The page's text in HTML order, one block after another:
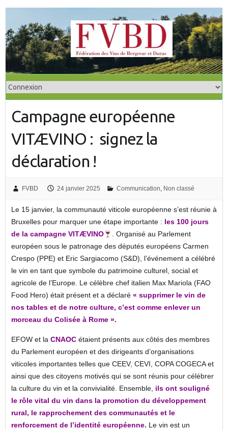
Campagne européenne
VITÆVINO : signez la
déclaration !
FVBD 24 janvier 2025 Communication, Non classé
Le 15 janvier, la communauté viticole européenne s’est réunie à
Bruxelles pour marquer une étape importante : les 100 jours
de la campagne VITÆVINO
. Organisé au Parlement
européen sous le patronage des députés européens Carmen
Crespo (PPE) et Eric Sargiacomo (S&D), l’événement a célébré
le vin en tant que symbole du patrimoine culturel, social et
agricole de l’Europe. Le célèbre chef italien Max Mariola (FAO
Food Hero) était présent et a déclaré « supprimer le vin de
nos tables et de notre culture, c’est comme enlever un
morceau du Colisée à Rome ».
EFOW et la CNAOCétaient présents aux côtés des membres
du Parlement européen et des dirigeants d’organisations
viticoles importantes telles que CEEV, CEVI, COPA COGECA et
ainsi que des citoyens motivés qui se sont réunis pour célébrer
la culture du vin et la convivialité. Ensemble, ils ont souligné
le rôle vital du vin dans la promotion du développement
rural, le rapprochement des communautés et le
renforcement de l’identité européenne. Le vin est un